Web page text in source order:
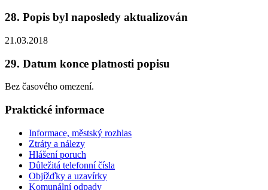
28. Popis byl naposledy aktualizován
21.03.2018
29. Datum konce platnosti popisu
Bez časového omezení.
Praktické informace
Informace, městský rozhlas
Ztráty a nálezy
Hlášení poruch
Důležitá telefonní čísla
Objížďky a uzavírky
Komunální odpady